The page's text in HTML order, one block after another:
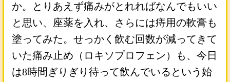
か。とりあえず痛みがとれればなんでもいい
と思い、座薬を入れ、さらには痔用の軟膏も
塗ってみた。せっかく飲む回数が減ってきて
いた痛み止め（ロキソプロフェン）も、今日
は8時間ぎりぎり待って飲んでいるという始